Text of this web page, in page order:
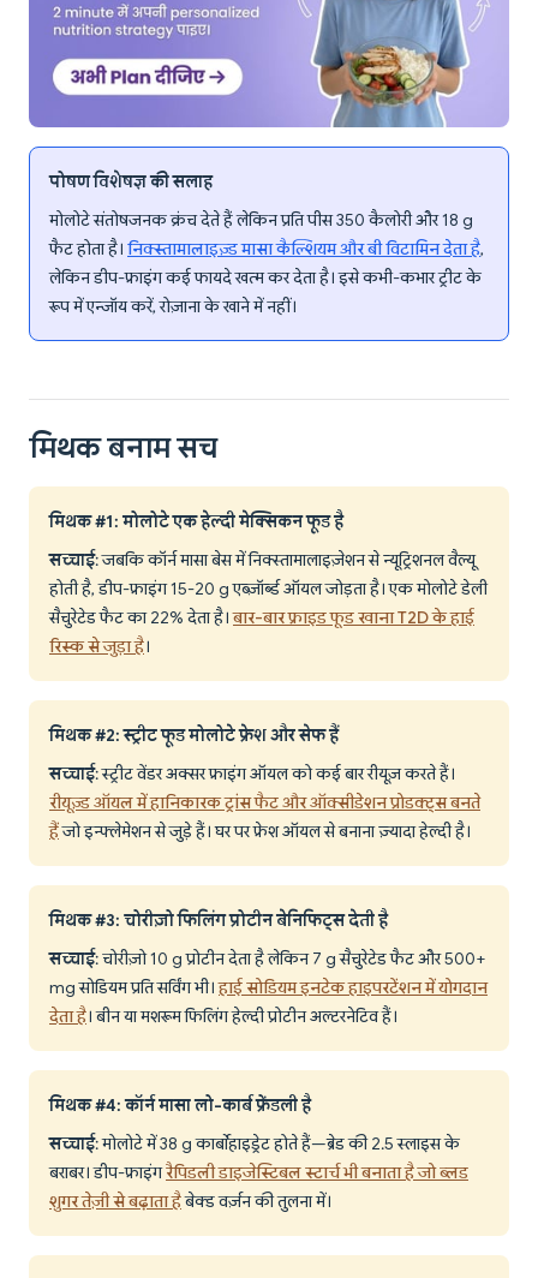
पोषण विशेषज्ञ की सलाह
मोलोटे संतोषजनक क्रंच देते हैं लेकिन प्रति पीस 350 कैलोरी और 18 g
फैट होता है। निक्स्तामालाइज़्ड मासा कैल्शियम और बी विटामिन देता है,
लेकिन डीप-फ्राइंग कई फायदे खत्म कर देता है। इसे कभी-कभार ट्रीट के
रूप में एन्जॉय करें, रोज़ाना के खाने में नहीं।
मिथक बनाम सच
मिथक #1: मोलोटे एक हेल्दी मेक्सिकन फूड है
सच्चाई: जबकि कॉर्न मासा बेस में निक्स्तामालाइज़ेशन से न्यूट्रिशनल वैल्यू
होती है, डीप-फ्राइंग 15-20 g एब्ज़ॉर्ब्ड ऑयल जोड़ता है। एक मोलोटे डेली
सैचुरेटेड फैट का 22% देता है।बार-बार फ्राइड फूड खाना T2D के हाई
रिस्क से जुड़ा है।
मिथक #2: स्ट्रीट फूड मोलोटे फ्रेश और सेफ हैं
सच्चाई: स्ट्रीट वेंडर अक्सर फ्राइंग ऑयल को कई बार रीयूज़ करते हैं।
रीयूज़्ड ऑयल में हानिकारक ट्रांस फैट और ऑक्सीडेशन प्रोडक्ट्स बनते
हैंजो इन्फ्लेमेशन से जुड़े हैं। घर पर फ्रेश ऑयल से बनाना ज़्यादा हेल्दी है।
मिथक #3: चोरीज़ो फिलिंग प्रोटीन बेनिफिट्स देती है
सच्चाई: चोरीज़ो 10 g प्रोटीन देता है लेकिन 7 g सैचुरेटेड फैट और 500+
mg सोडियम प्रति सर्विंग भी।हाई सोडियम इनटेक हाइपरटेंशन में योगदान
देता है। बीन या मशरूम फिलिंग हेल्दी प्रोटीन अल्टरनेटिव हैं।
मिथक #4: कॉर्न मासा लो-कार्ब फ्रेंडली है
सच्चाई: मोलोटे में 38 g कार्बोहाइड्रेट होते हैं—ब्रेड की 2.5 स्लाइस के
बराबर। डीप-फ्राइंगरैपिडली डाइजेस्टिबल स्टार्च भी बनाता है जो ब्लड
शुगर तेज़ी से बढ़ाता हैबेक्ड वर्ज़न की तुलना में।